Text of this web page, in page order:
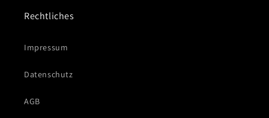
Rechtliches
Impressum
Datenschutz
AGB